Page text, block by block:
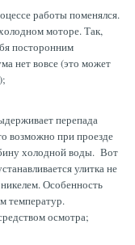
работы поменялся.
моторе. Так,
посторонним
нет вовсе (это может
перепада
возможно при проезде
холодной воды. Вот
улитка не
Особенность
температур.
осмотра;